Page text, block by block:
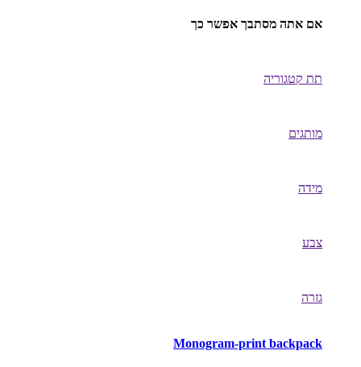
אם אתה מסתבך אפשר כך
תת קטגוריה
מותגים
מידה
צבע
גזרה
Monogram-print backpack